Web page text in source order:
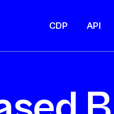
CDP API